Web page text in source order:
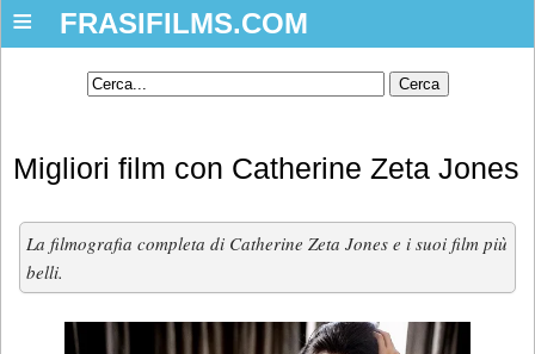
FRASIFILMS.COM
≡
Migliori film con Catherine Zeta Jones
La filmografia completa di Catherine Zeta Jones e i suoi film più
belli.